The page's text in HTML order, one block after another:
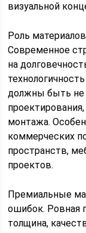
визуальной
Роль
Современное
на
должны быть не
монтажа.
коммерческих
пространств,
проектов.
Премиальные
ошибок. Ровная
толщина,